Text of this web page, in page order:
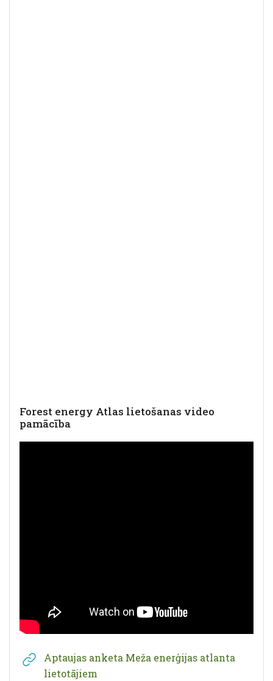
Forest energy Atlas lietošanas video
pamācība
Aptaujas anketa Meža enerģijas atlanta
lietotājiem